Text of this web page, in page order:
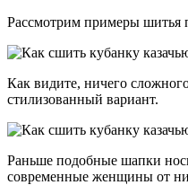
Рассмотрим примеры шитья
Как видите, ничего
стилизованный вариант.
Раньше подобные шапки
современные женщины от